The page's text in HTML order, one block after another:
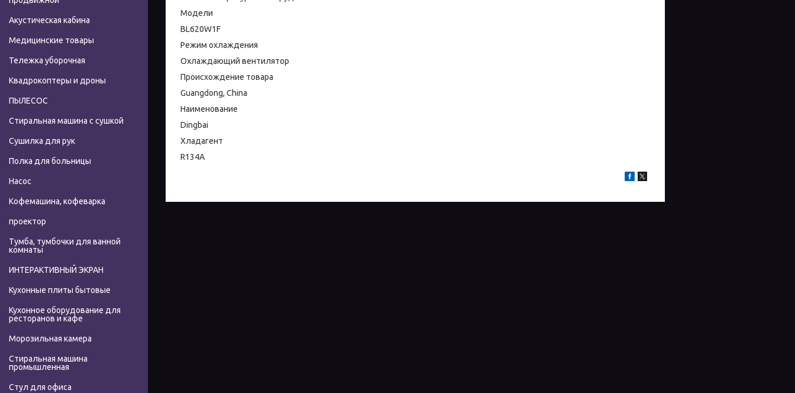
Модели
BL620W1F
Режим охлаждения
Охлаждающий вентилятор
Происхождение товара
Guangdong, China
Наименование
Dingbai
Хладагент
R134A
Акустическая кабина
Медицинские товары
Тележка уборочная
Квадрокоптеры и дроны
ПЫЛЕСОС
Стиральная машина с сушкой
Сушилка для рук
Полка для больницы
Насос
Кофемашина, кофеварка
проектор
Тумба, тумбочки для ванной
комнаты
ИНТЕРАКТИВНЫЙ ЭКРАН
Кухонные плиты бытовые
Кухонное оборудование для
ресторанов и кафе
Морозильная камера
Стиральная машина
промышленная
Стул для офиса